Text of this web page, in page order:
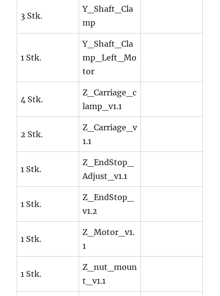
3 Stk.
Y_Shaft_Cla
mp
1 Stk.
Y_Shaft_Cla
mp_Left_Mo
tor
4 Stk.
Z_Carriage_c
lamp_v1.1
2 Stk.
Z_Carriage_v
1.1
1 Stk.
Z_EndStop_
Adjust_v1.1
1 Stk.
Z_EndStop_
v1.2
1 Stk.
Z_Motor_v1.
1
1 Stk.
Z_nut_moun
t_v1.1